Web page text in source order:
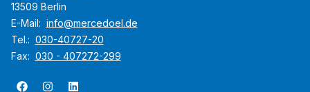
13509 Berlin
E-Mail: info@mercedoel.de
Tel.: 030-40727-20
Fax: 030 - 407272-299